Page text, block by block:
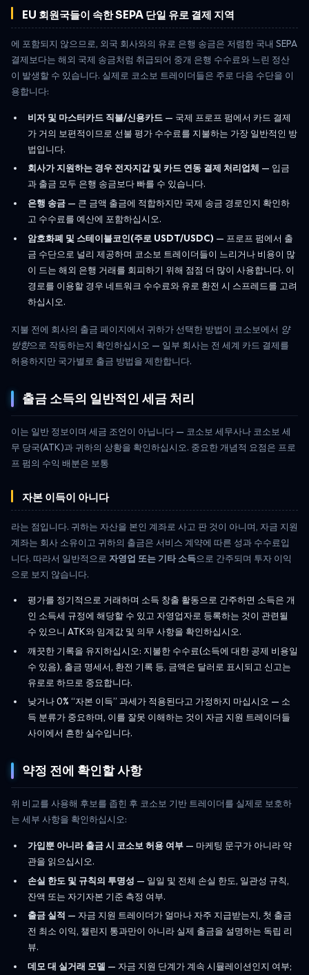
EU 회원국들이 속한 SEPA 단일 유로 결제 지역
에 포함되지 않으므로, 외국 회사와의 유로 은행 송금은 저렴한 국내 SEPA
결제보다는 해외 국제 송금처럼 취급되어 중개 은행 수수료와 느린 정산
이 발생할 수 있습니다. 실제로 코소보 트레이더들은 주로 다음 수단을 이
용합니다:
비자 및 마스터카드 직불/신용카드 — 국제 프로프 펌에서 카드 결제
가 거의 보편적이므로 선불 평가 수수료를 지불하는 가장 일반적인 방
법입니다.
회사가 지원하는 경우 전자지갑 및 카드 연동 결제 처리업체 — 입금
과 출금 모두 은행 송금보다 빠를 수 있습니다.
은행 송금— 큰 금액 출금에 적합하지만 국제 송금 경로인지 확인하
고 수수료를 예산에 포함하십시오.
암호화폐 및 스테이블코인(주로 USDT/USDC) — 프로프 펌에서 출
금 수단으로 널리 제공하며 코소보 트레이더들이 느리거나 비용이 많
이 드는 해외 은행 거래를 회피하기 위해 점점 더 많이 사용합니다. 이
경로를 이용할 경우 네트워크 수수료와 유로 환전 시 스프레드를 고려
하십시오.
지불 전에 회사의 출금 페이지에서 귀하가 선택한 방법이 코소보에서 양
방향으로 작동하는지 확인하십시오 — 일부 회사는 전 세계 카드 결제를
허용하지만 국가별로 출금 방법을 제한합니다.
출금 소득의 일반적인 세금 처리
이는 일반 정보이며 세금 조언이 아닙니다 — 코소보 세무사나 코소보 세
무 당국(ATK)과 귀하의 상황을 확인하십시오. 중요한 개념적 요점은 프로
프 펌의 수익 배분은 보통
자본 이득이 아니다
라는 점입니다. 귀하는 자산을 본인 계좌로 사고 판 것이 아니며, 자금 지원
계좌는 회사 소유이고 귀하의 출금은 서비스 계약에 따른 성과 수수료입
니다. 따라서 일반적으로 자영업 또는 기타 소득으로 간주되며 투자 이익
으로 보지 않습니다.
평가를 정기적으로 거래하며 소득 창출 활동으로 간주하면 소득은 개
인 소득세 규정에 해당할 수 있고 자영업자로 등록하는 것이 관련될
수 있으니 ATK와 임계값 및 의무 사항을 확인하십시오.
깨끗한 기록을 유지하십시오: 지불한 수수료(소득에 대한 공제 비용일
수 있음), 출금 명세서, 환전 기록 등, 금액은 달러로 표시되고 신고는
유로로 하므로 중요합니다.
낮거나 0% “자본 이득” 과세가 적용된다고 가정하지 마십시오 — 소
득 분류가 중요하며, 이를 잘못 이해하는 것이 자금 지원 트레이더들
사이에서 흔한 실수입니다.
약정 전에 확인할 사항
위 비교를 사용해 후보를 좁힌 후 코소보 기반 트레이더를 실제로 보호하
는 세부 사항을 확인하십시오:
가입뿐 아니라 출금 시 코소보 허용 여부— 마케팅 문구가 아니라 약
관을 읽으십시오.
손실 한도 및 규칙의 투명성 — 일일 및 전체 손실 한도, 일관성 규칙,
잔액 또는 자기자본 기준 측정 여부.
출금 실적 — 자금 지원 트레이더가 얼마나 자주 지급받는지, 첫 출금
전 최소 이익, 챌린지 통과만이 아니라 실제 출금을 설명하는 독립 리
뷰.
데모 대 실거래 모델 — 자금 지원 단계가 계속 시뮬레이션인지 여부;